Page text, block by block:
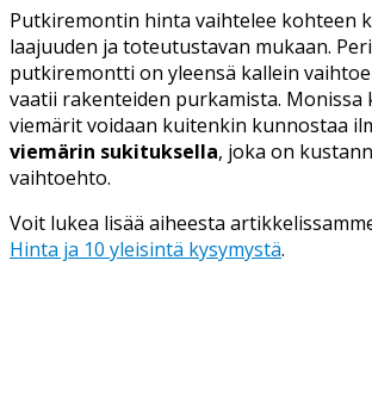
Putkiremontin hinta vaihtelee kohteen
laajuuden ja toteutustavan mukaan.
putkiremontti on yleensä kallein
vaatii rakenteiden purkamista. Monissa
viemärit voidaan kuitenkin kunnostaa
viemärin sukituksella, joka on
vaihtoehto.
Voit lukea lisää aiheesta
Hinta ja 10 yleisintä kysymystä.